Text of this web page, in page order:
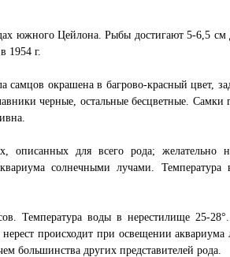
южного Цейлона. Рыбы достигают 5-6,5 см
1954 г.
самцов окрашена в багрово-красный цвет,
черные, остальные бесцветные. Самки
описанных для всего рода; желательно
солнечными лучами. Температура
Температура воды в нерестилище 25-
происходит при освещении аквариума
большинства других представителей рода.